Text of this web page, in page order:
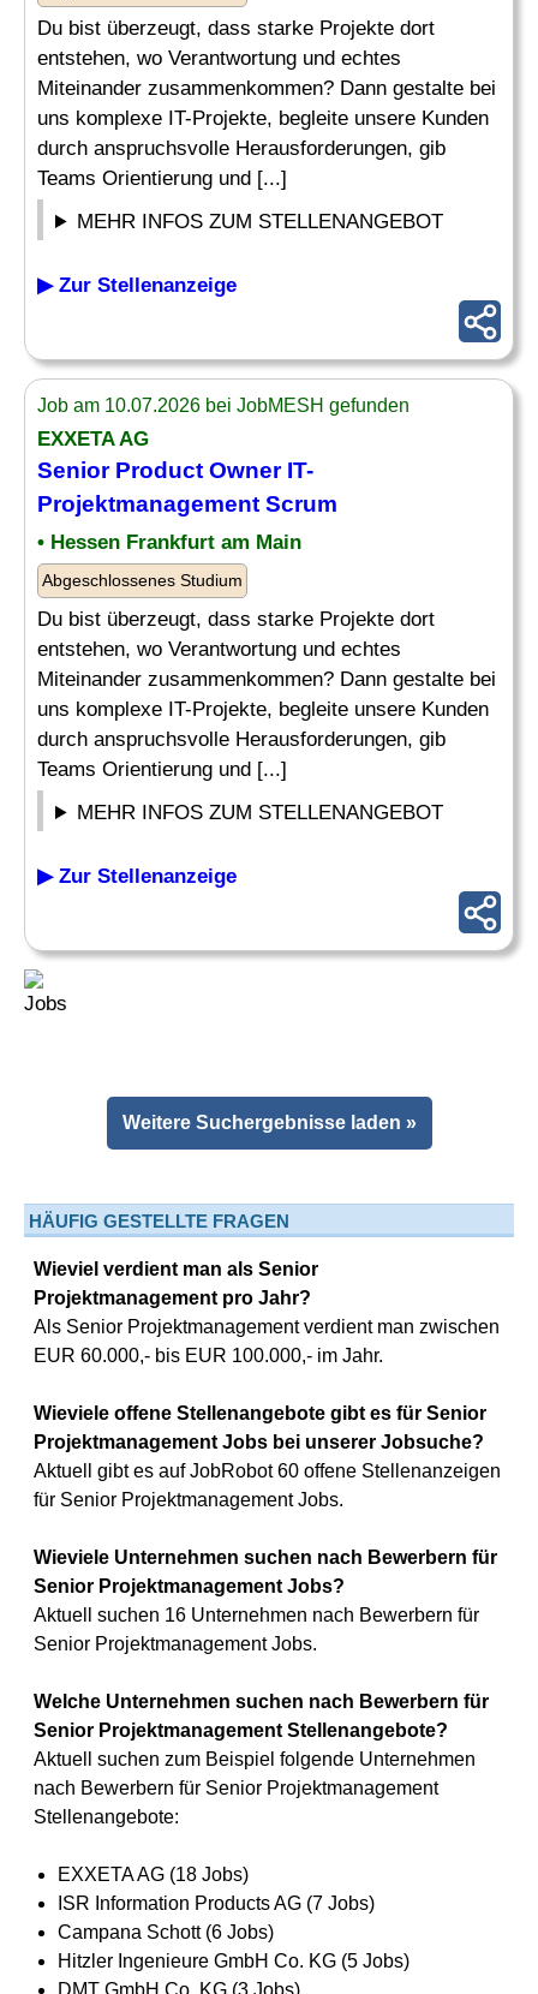
Du bist überzeugt, dass starke Projekte dort
entstehen, wo Verantwortung und echtes
Miteinander zusammenkommen? Dann gestalte bei
uns komplexe IT-Projekte, begleite unsere Kunden
durch anspruchsvolle Herausforderungen, gib
Teams Orientierung und [...]
MEHR INFOS ZUM STELLENANGEBOT
▶ Zur Stellenanzeige
Job am 10.07.2026 bei JobMESH gefunden
EXXETA AG
SeniorProduct Owner IT-
Projektmanagement Scrum
• Hessen Frankfurt am Main
Abgeschlossenes Studium
Du bist überzeugt, dass starke Projekte dort
entstehen, wo Verantwortung und echtes
Miteinander zusammenkommen? Dann gestalte bei
uns komplexe IT-Projekte, begleite unsere Kunden
durch anspruchsvolle Herausforderungen, gib
Teams Orientierung und [...]
MEHR INFOS ZUM STELLENANGEBOT
▶ Zur Stellenanzeige
Weitere Suchergebnisse laden »
HÄUFIG GESTELLTE FRAGEN
Wieviel verdient man als Senior
Projektmanagement pro Jahr?
Als Senior Projektmanagement verdient man zwischen
EUR 60.000,- bis EUR 100.000,- im Jahr.
Wieviele offene Stellenangebote gibt es für Senior
Projektmanagement Jobs bei unserer Jobsuche?
Aktuell gibt es auf JobRobot 60 offene Stellenanzeigen
für Senior Projektmanagement Jobs.
Wieviele Unternehmen suchen nach Bewerbern für
Senior Projektmanagement Jobs?
Aktuell suchen 16 Unternehmen nach Bewerbern für
Senior Projektmanagement Jobs.
Welche Unternehmen suchen nach Bewerbern für
Senior Projektmanagement Stellenangebote?
Aktuell suchen zum Beispiel folgende Unternehmen
nach Bewerbern für Senior Projektmanagement
Stellenangebote:
EXXETA AG (18 Jobs)
ISR Information Products AG (7 Jobs)
Campana Schott (6 Jobs)
Hitzler Ingenieure GmbH Co. KG (5 Jobs)
DMT GmbH Co. KG (3 Jobs)